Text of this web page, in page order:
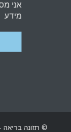
אני
מידע
© תזונה בריאה